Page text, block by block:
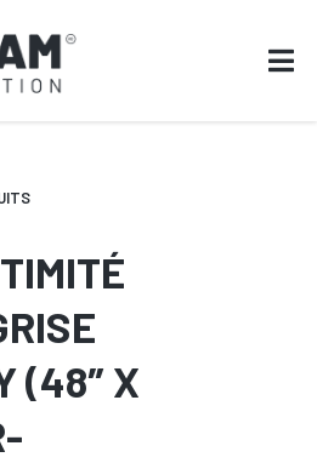
(48″ X